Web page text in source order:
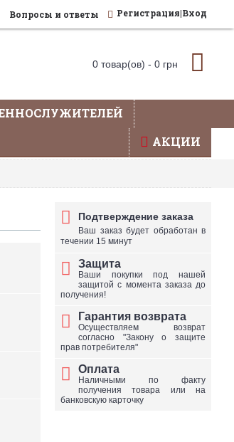
Вопросы и ответы Регистрация|Вход
0 товар(ов) - 0 грн
АКЦИИ
- уточняйте по телефону
Подтверждение заказа
Ваш заказ будет обработан в
течении 15 минут
Защита
Ваши покупки под нашей
защитой с момента заказа до
получения!
Гарантия возврата
Осуществляем возврат
согласно "Закону о защите
прав потребителя"
Оплата
Наличными по факту
получения товара или на
банковскую карточку